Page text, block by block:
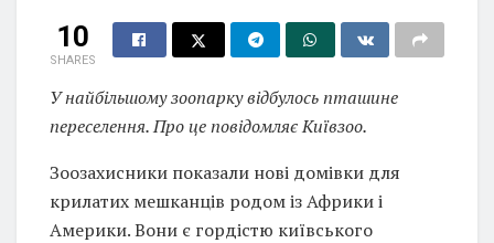
10
SHARES
У найбільшому зоопарку відбулось пташине
переселення. Про це повідомляє Київзоо.
Зоозахисники показали нові домівки для
крилатих мешканців родом із Африки і
Америки. Вони є гордістю київського